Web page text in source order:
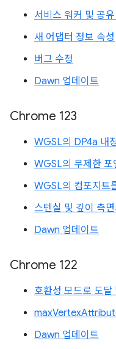
서비스 워커 및 공
새 어댑터 정보 속성
버그 수정
Dawn 업데이트
Chrome 123
WGSL의 DP4a 내
WGSL의 무제한 포
WGSL의 컴포지트
스텐실 및 깊이 측
Dawn 업데이트
Chrome 122
호환성 모드로 도
Dawn 업데이트